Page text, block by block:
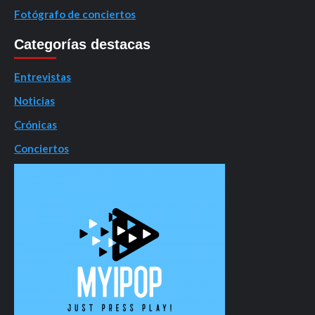
Fotógrafo de conciertos
Categorías destacas
Entrevistas
Noticias
Crónicas
Conciertos